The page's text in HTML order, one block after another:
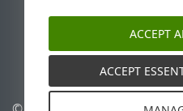
Base de conocimiento
Foro de ESET
ESET Status Portal
Soporte regional
ACCEPT
ACCEPT